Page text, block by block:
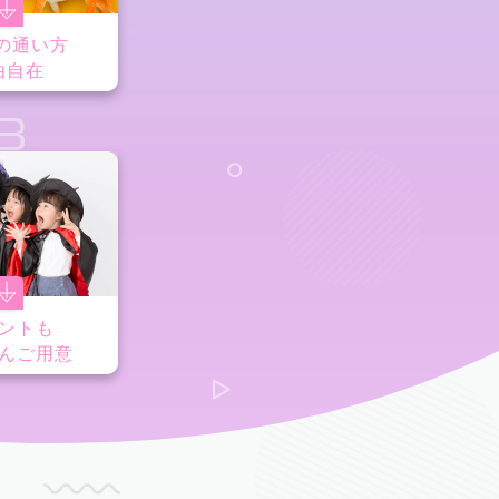
通い方
自在
トも
ご用意